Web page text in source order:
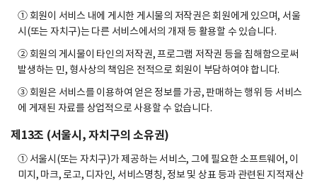
① 회원이 서비스 내에 게시한 게시물의 저작권은 회원에게 있으며, 서울
시(또는 자치구)는 다른 서비스에서의 개재 등 활용할 수 있습니다.
② 회원의 게시물이 타인의 저작권, 프로그램 저작권 등을 침해함으로써
발생하는 민, 형사상의 책임은 전적으로 회원이 부담하여야 합니다.
③ 회원은 서비스를 이용하여 얻은 정보를 가공, 판매하는 행위 등 서비스
에 게재된 자료를 상업적으로 사용할 수 없습니다.
제13조 (서울시, 자치구의 소유권)
① 서울시(또는 자치구)가 제공하는 서비스, 그에 필요한 소프트웨어, 이
미지, 마크, 로고, 디자인, 서비스명칭, 정보 및 상표 등과 관련된 지적재산